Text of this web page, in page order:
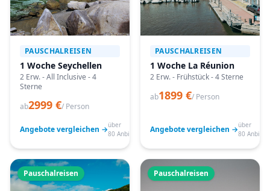
PAUSCHALREISEN
1 Woche Seychellen
2 Erw. - All Inclusive - 4
Sterne
ab2999 €/ Person
Angebote vergleichen →über
80 Anbieter
PAUSCHALREISEN
1 Woche La Réunion
2 Erw. - Frühstück - 4 Sterne
ab1899 €/ Person
Angebote vergleichen →über
80
Pauschalreisen Pauschalreisen